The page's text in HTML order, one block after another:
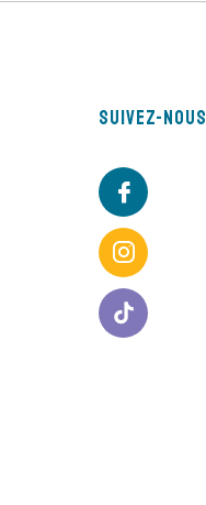
Suivez-nous